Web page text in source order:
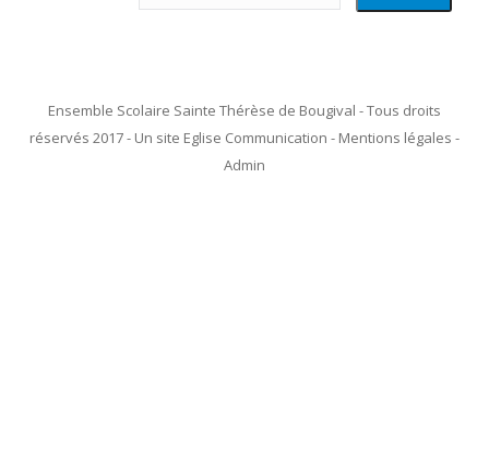
Ensemble Scolaire Sainte Thérèse de Bougival - Tous droits
réservés 2017 - Un site Eglise Communication - Mentions légales -
Admin